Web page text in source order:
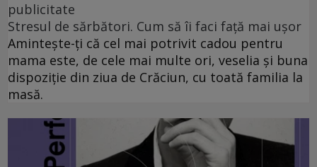
publicitate
Stresul de sărbători. Cum să îi faci față mai ușor
Amintește-ți că cel mai potrivit cadou pentru
mama este, de cele mai multe ori, veselia și buna
dispoziție din ziua de Crăciun, cu toată familia la
masă.